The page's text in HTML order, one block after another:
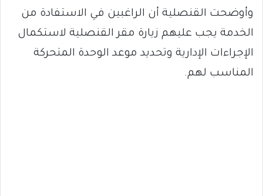
وأوضحت القنصلية أن الراغبين في الاستفادة من
الخدمة يجب عليهم زيارة مقر القنصلية لاستكمال
الإجراءات الإدارية وتحديد موعد الوحدة المتحركة
المناسب لهم.